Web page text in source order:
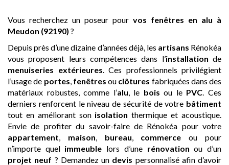
Vous recherchez un poseur pour vos fenêtres en alu à
Meudon (92190) ?
Depuis près d’une dizaine d’années déjà, les artisans Rénokéa
vous proposent leurs compétences dans l’installation de
menuiseries extérieures. Ces professionnels privilégient
l’usage de portes, fenêtres ou clôtures fabriquées dans des
matériaux robustes, comme l’alu, le bois ou le PVC. Ces
derniers renforcent le niveau de sécurité de votre bâtiment
tout en améliorant son isolation thermique et acoustique.
Envie de profiter du savoir-faire de Rénokéa pour votre
appartement, maison, bureau, commerce ou pour
n’importe quel immeuble lors d’une rénovation ou d’un
projet neuf ? Demandez un devis personnalisé afin d’avoir